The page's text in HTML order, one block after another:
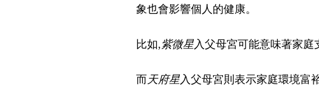
象也會影響個人的健康。
比如, 紫微星 入父母宮可能意味著家庭
而 天府星 入父母宮則表示家庭環境富